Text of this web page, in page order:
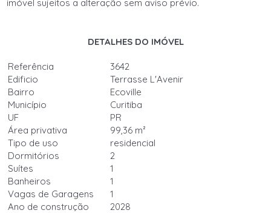
imóvel sujeitos a alteração sem aviso prévio.
DETALHES DO IMÓVEL
Referência
3642
Edificio
Terrasse L'Avenir
Bairro
Ecoville
Município
Curitiba
UF
PR
Área privativa
99,36 m²
Tipo de uso
residencial
Dormitórios
2
Suítes
1
Banheiros
1
Vagas de Garagens
1
Ano de construção
2028